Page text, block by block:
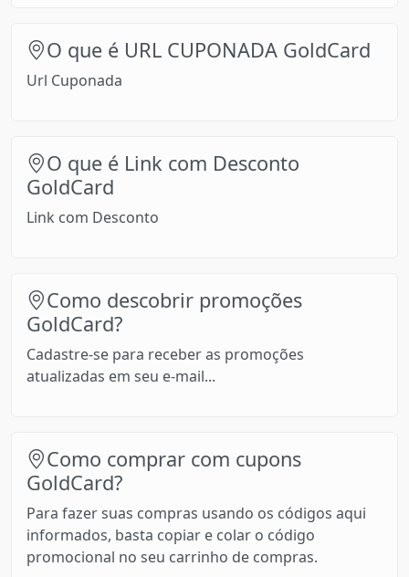
O que é URL CUPONADA GoldCard
Url Cuponada
O que é Link com Desconto
GoldCard
Link com Desconto
Como descobrir promoções
GoldCard?
Cadastre-se para receber as promoções
atualizadas em seu e-mail...
Como comprar com cupons
GoldCard?
Para fazer suas compras usando os códigos aqui
informados, basta copiar e colar o código
promocional no seu carrinho de compras.